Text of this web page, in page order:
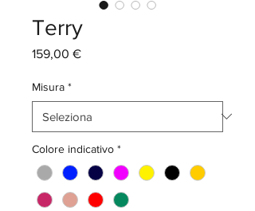
Terry
159,00 €Prezzo
Misura *
Colore indicativo *